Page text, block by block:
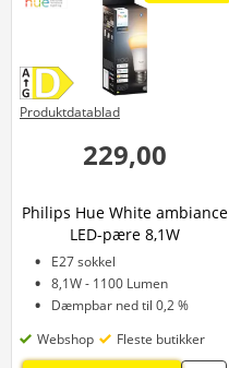
229,00
Philips Hue White ambiance
LED-pære 8,1W
E27 sokkel
8,1W - 1100 Lumen
Dæmpbar ned til 0,2 %
Produktdatablad
Webshop Fleste butikker